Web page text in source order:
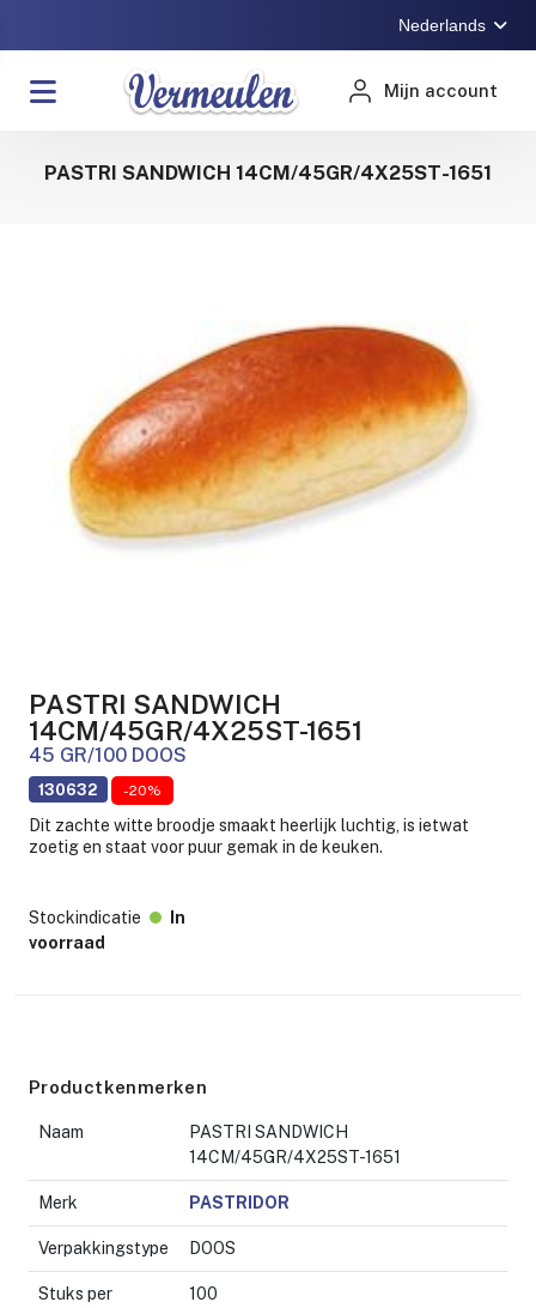
Nederlands
Mijn account
PASTRI SANDWICH 14CM/45GR/4X25ST-1651
PASTRI SANDWICH
14CM/45GR/4X25ST-1651
45 GR/100 DOOS
130632 -20%
Dit zachte witte broodje smaakt heerlijk luchtig, is ietwat
zoetig en staat voor puur gemak in de keuken.
Stockindicatie
In
voorraad
Productkenmerken
Naam
PASTRI SANDWICH
14CM/45GR/4X25ST-1651
Merk PASTRIDOR
Verpakkingstype DOOS
Stuks per
100